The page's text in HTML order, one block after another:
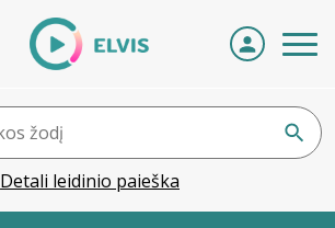
Detali leidinio paieška